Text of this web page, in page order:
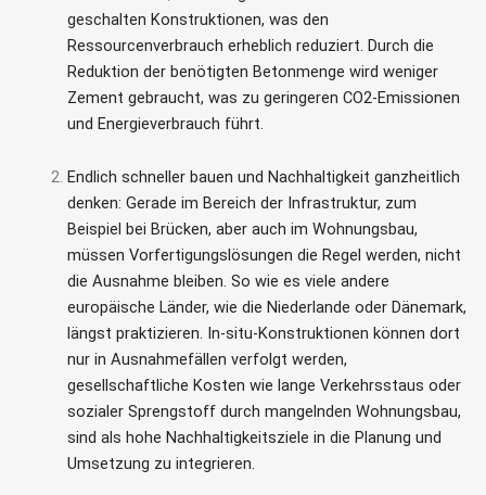
geschalten Konstruktionen, was den
Ressourcenverbrauch erheblich reduziert. Durch die
Reduktion der benötigten Betonmenge wird weniger
Zement gebraucht, was zu geringeren CO2-Emissionen
und Energieverbrauch führt.
Endlich schneller bauen und Nachhaltigkeit ganzheitlich
denken: Gerade im Bereich der Infrastruktur, zum
Beispiel bei Brücken, aber auch im Wohnungsbau,
müssen Vorfertigungslösungen die Regel werden, nicht
die Ausnahme bleiben. So wie es viele andere
europäische Länder, wie die Niederlande oder Dänemark,
längst praktizieren. In-situ-Konstruktionen können dort
nur in Ausnahmefällen verfolgt werden,
gesellschaftliche Kosten wie lange Verkehrsstaus oder
sozialer Sprengstoff durch mangelnden Wohnungsbau,
sind als hohe Nachhaltigkeitsziele in die Planung und
Umsetzung zu integrieren.